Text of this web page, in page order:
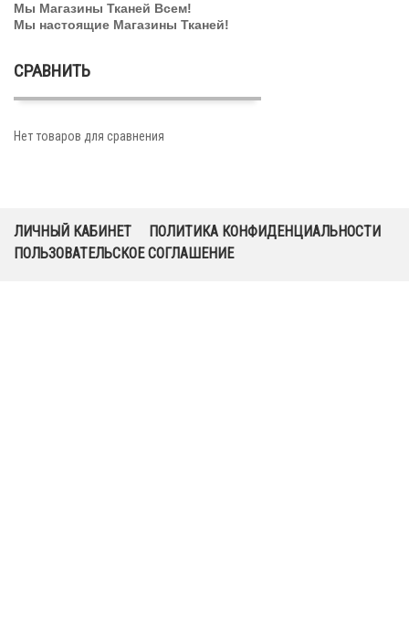
Мы Магазины Тканей Всем!
Мы настоящие Магазины Тканей!
СРАВНИТЬ
Нет товаров для сравнения
ЛИЧНЫЙ КАБИНЕТ
ПОЛИТИКА КОНФИДЕНЦИАЛЬНОСТИ
ПОЛЬЗОВАТЕЛЬСКОЕ СОГЛАШЕНИЕ